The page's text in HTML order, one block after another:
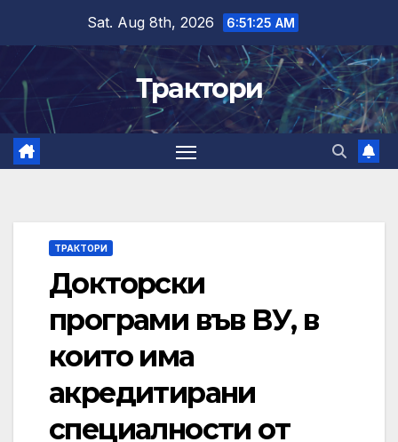
content
Sat. Aug 8th, 2026 6:51:26 AM
Трактори
ТРАКТОРИ
Докторски
програми във ВУ, в
които има
акредитирани
специалности от